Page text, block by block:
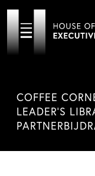
COFFEE
LEADER'S